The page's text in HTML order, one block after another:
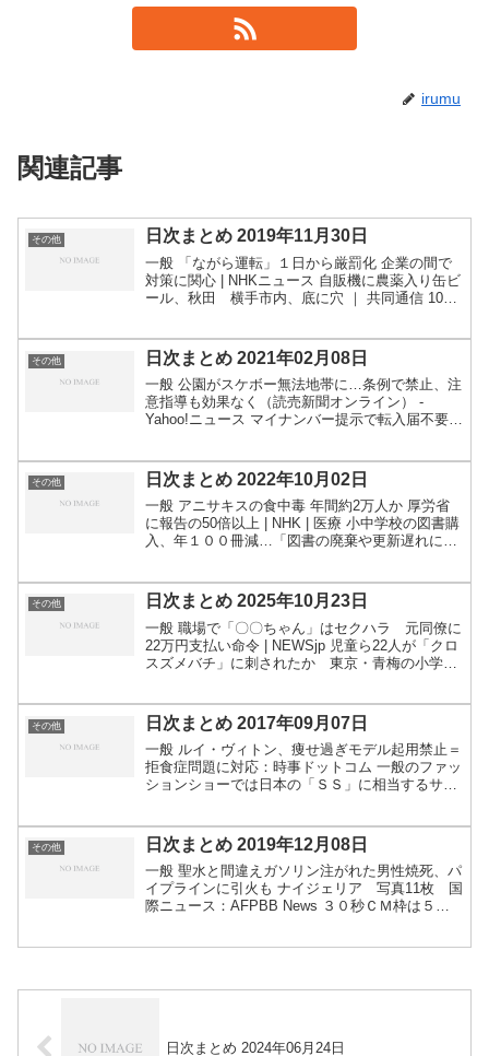
irumu
関連記事
その他 日次まとめ 2019年11月30日
一般 「ながら運転」１日から厳罰化 企業の間で
対策に関心 | NHKニュース 自販機に農薬入り缶ビ
ール、秋田 横手市内、底に穴 ｜ 共同通信 10代
その他 日次まとめ 2021年02月08日
一般 公園がスケボー無法地帯に…条例で禁止、注
意指導も効果なく（読売新聞オンライン） -
Yahoo!ニュース マイナンバー提示で転入届不要、
その他 日次まとめ 2022年10月02日
一般 アニサキスの食中毒 年間約2万人か 厚労省
に報告の50倍以上 | NHK | 医療 小中学校の図書購
入、年１００冊減…「図書の廃棄や更新遅れにつ
その他 日次まとめ 2025年10月23日
一般 職場で「〇〇ちゃん」はセクハラ 元同僚に
22万円支払い命令 | NEWSjp 児童ら22人が「クロ
スズメバチ」に刺されたか 東京・青梅の小学
傷...
その他 日次まとめ 2017年09月07日
一般 ルイ・ヴィトン、痩せ過ぎモデル起用禁止＝
拒食症問題に対応：時事ドットコム 一般のファッ
ションショーでは日本の「ＳＳ」に相当するサイ
証明する診断書の...
その他 日次まとめ 2019年12月08日
一般 聖水と間違えガソリン注がれた男性焼死、パ
イプラインに引火も ナイジェリア 写真11枚 国
際ニュース：AFPBB News ３０秒ＣＭ枠は５６
日次まとめ 2024年06月24日